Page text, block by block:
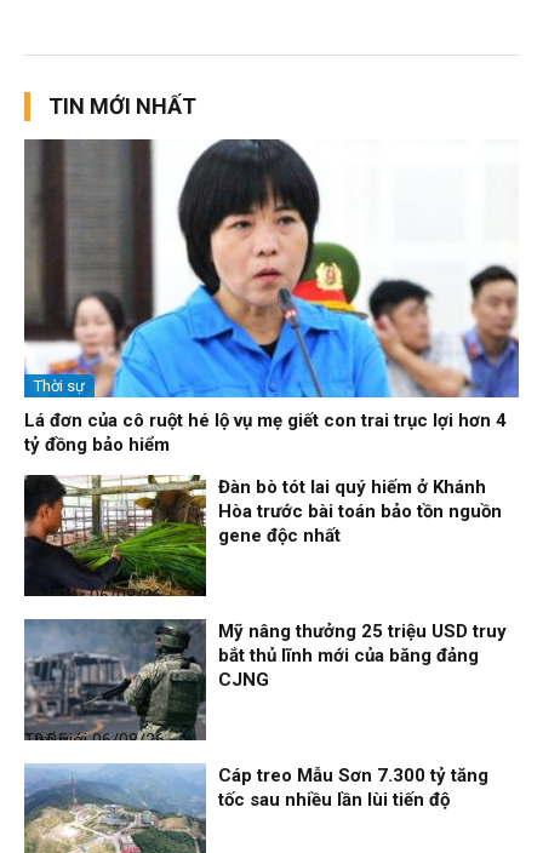
TIN MỚI NHẤT
Thời sự
Lá đơn của cô ruột hé lộ vụ mẹ giết con trai trục lợi hơn 4
tỷ đồng bảo hiểm
Thời sự
06/08/26, 19:09
Đàn bò tót lai quý hiếm ở Khánh
Hòa trước bài toán bảo tồn nguồn
gene độc nhất
Thế giới
06/08/26, 19:05
Mỹ nâng thưởng 25 triệu USD truy
bắt thủ lĩnh mới của băng đảng
CJNG
Cáp treo Mẫu Sơn 7.300 tỷ tăng
tốc sau nhiều lần lùi tiến độ